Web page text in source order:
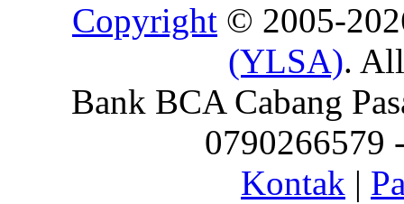
Copyright © 2005-
(YLSA).
Bank BCA Cabang
0790266579
Kontak |